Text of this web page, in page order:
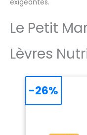
Le Petit
Lèvres
-26%